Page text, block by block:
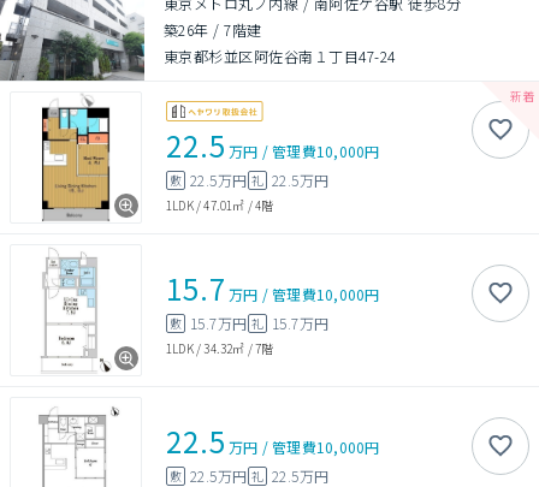
築26年 /7階建
東京都杉並区阿佐谷南１丁目47-24
22.5 万円 /管理費10,000円
敷 22.5万円 礼 22.5万円
1LDK/47.01㎡ /4階
15.7 万円 /管理費10,000円
敷 15.7万円 礼 15.7万円
1LDK/34.32㎡ /7階
22.5 万円 /管理費10,000円
敷 22.5万円 礼 22.5万円